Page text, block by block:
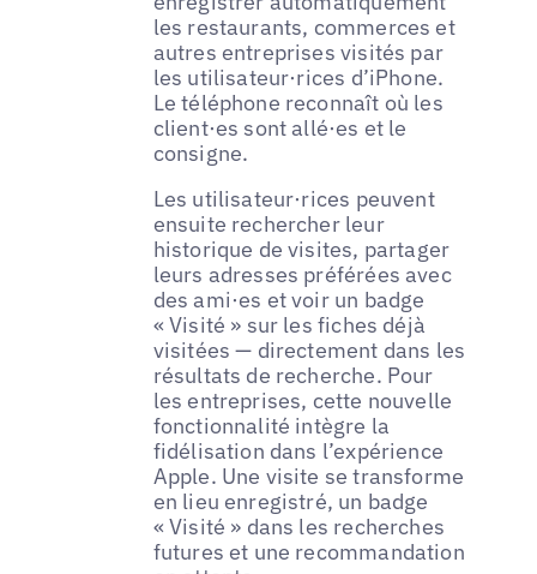
les restaurants, commerces et
autres entreprises visités par
les utilisateur·rices d’iPhone.
Le téléphone reconnaît où les
client·es sont allé·es et le
consigne.
Les utilisateur·rices peuvent
ensuite rechercher leur
historique de visites, partager
leurs adresses préférées avec
des ami·es et voir un badge
« Visité » sur les fiches déjà
visitées — directement dans les
résultats de recherche. Pour
les entreprises, cette nouvelle
fonctionnalité intègre la
fidélisation dans l’expérience
Apple. Une visite se transforme
en lieu enregistré, un badge
« Visité » dans les recherches
futures et une recommandation